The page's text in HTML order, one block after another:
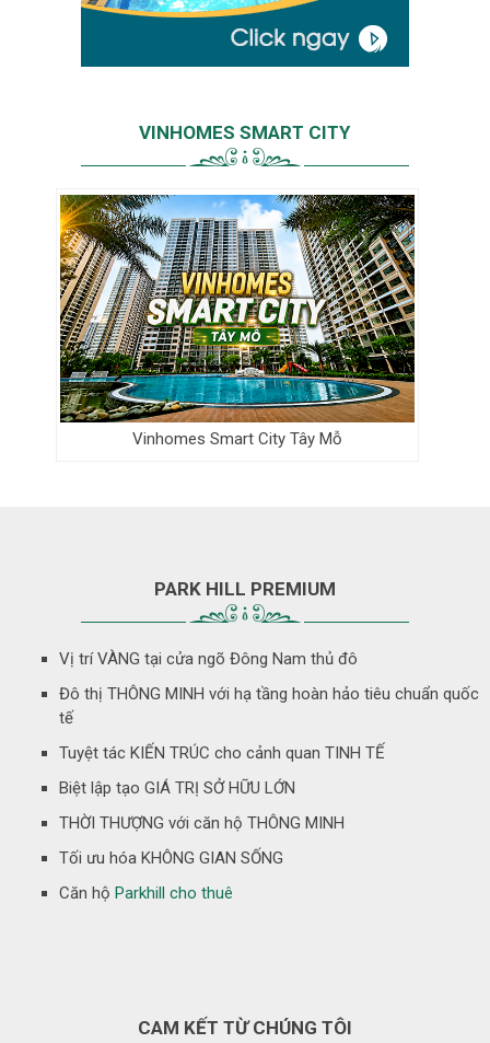
VINHOMES SMART CITY
Vinhomes Smart City Tây Mỗ
PARK HILL PREMIUM
Vị trí VÀNG tại cửa ngõ Đông Nam thủ đô
Đô thị THÔNG MINH với hạ tầng hoàn hảo tiêu chuẩn quốc
tế
Tuyệt tác KIẾN TRÚC cho cảnh quan TINH TẾ
Biệt lập tạo GIÁ TRỊ SỞ HỮU LỚN
THỜI THƯỢNG với căn hộ THÔNG MINH
Tối ưu hóa KHÔNG GIAN SỐNG
Căn hộParkhill cho thuê
CAM KẾT TỪ CHÚNG TÔI